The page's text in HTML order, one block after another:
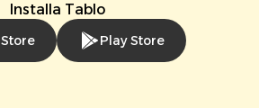
Installa Tablo
Play Store